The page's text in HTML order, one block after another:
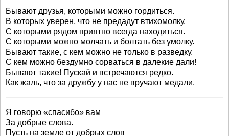
Бывают друзья, которыми можно гордиться.
В которых уверен, что не предадут втихомолку.
С которыми рядом приятно всегда находиться.
С которыми можно молчать и болтать без умолку.
Бывают такие, с кем можно не только в разведку.
С кем можно бездумно сорваться в далекие дали!
Бывают такие! Пускай и встречаются редко.
Как жаль, что за дружбу у нас не вручают медали.
Я говорю «спасибо» вам
За добрые слова.
Пусть на земле от добрых слов